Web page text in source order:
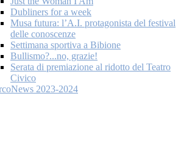
Dubliners for a week
Musa futura: l’A.I. protagonista del festival
delle conoscenze
Settimana sportiva a Bibione
Bullismo?...no, grazie!
Serata di premiazione al ridotto del Teatro
Civico
2023-2024